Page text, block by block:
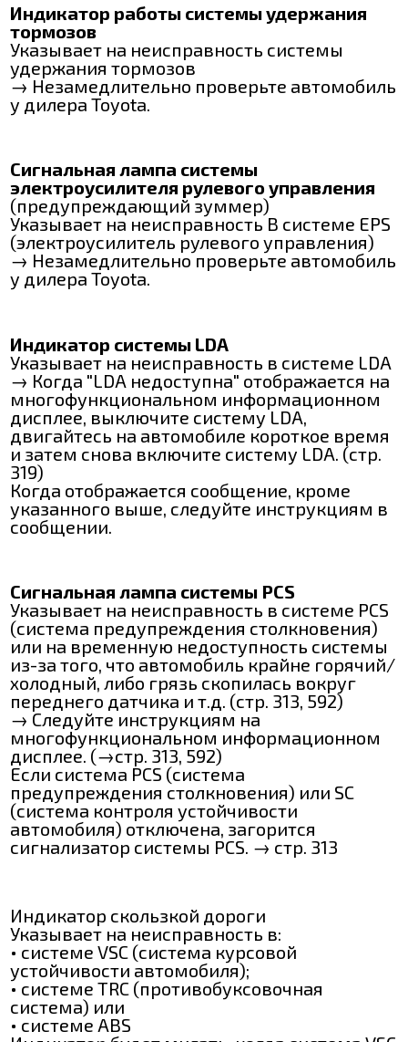
Индикатор работы системы удержания
тормозов
Указывает на неисправность системы
удержания тормозов
→ Незамедлительно проверьте автомобиль
у дилера Toyota.
Сигнальная лампа системы
электроусилителя рулевого управления
(предупреждающий зуммер)
Указывает на неисправность B системе EPS
(электроусилитель рулевого управления)
→ Незамедлительно проверьте автомобиль
у дилера Toyota.
Индикатор системы LDA
Указывает на неисправность в системе LDA
→ Когда "LDA недоступна" отображается на
многофункциональном информационном
дисплее, выключите систему LDA,
двигайтесь на автомобиле короткое время
и затем снова включите систему LDA. (стр.
319)
Когда отображается сообщение, кроме
указанного выше, следуйте инструкциям в
сообщении.
Сигнальная лампа системы РСЅ
Указывает на неисправность в системе PCS
(система предупреждения столкновения)
или на временную недоступность системы
из-за того, что автомобиль крайне горячий/
холодный, либо грязь скопилась вокруг
переднего датчика и т.д. (стр. 313, 592)
→ Следуйте инструкциям на
многофункциональном информационном
дисплее. (→стр. 313, 592)
Если система РСЅ (система
предупреждения столкновения) или ѴЅС
(система контроля устойчивости
автомобиля) отключена, загорится
сигнализатор системы РСЅ. → стр. 313
Индикатор скользкой дороги
Указывает на неисправность в:
• системе VSC (система курсовой
устойчивости автомобиля);
• системе TRC (противобуксовочная
система) или
• системе АBЅ